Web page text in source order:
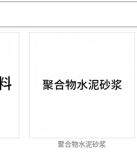
聚合物水泥砂浆